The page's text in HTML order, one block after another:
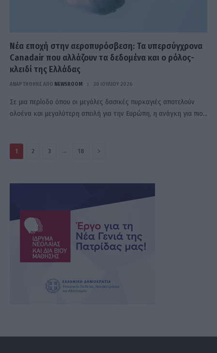
Νέα εποχή στην αεροπυρόσβεση: Τα υπερσύγχρονα
Canadair που αλλάζουν τα δεδομένα και ο ρόλος-
κλειδί της Ελλάδας
ΑΝΑΡΤΗΘΗΚΕ ΑΠΟ NEWSROOM 30 ΙΟΥΛΊΟΥ 2026
Σε μια περίοδο όπου οι μεγάλες δασικές πυρκαγιές αποτελούν
ολοένα και μεγαλύτερη απειλή για την Ευρώπη, η ανάγκη για πιο…
1 2 3 … 18 Επόμενο